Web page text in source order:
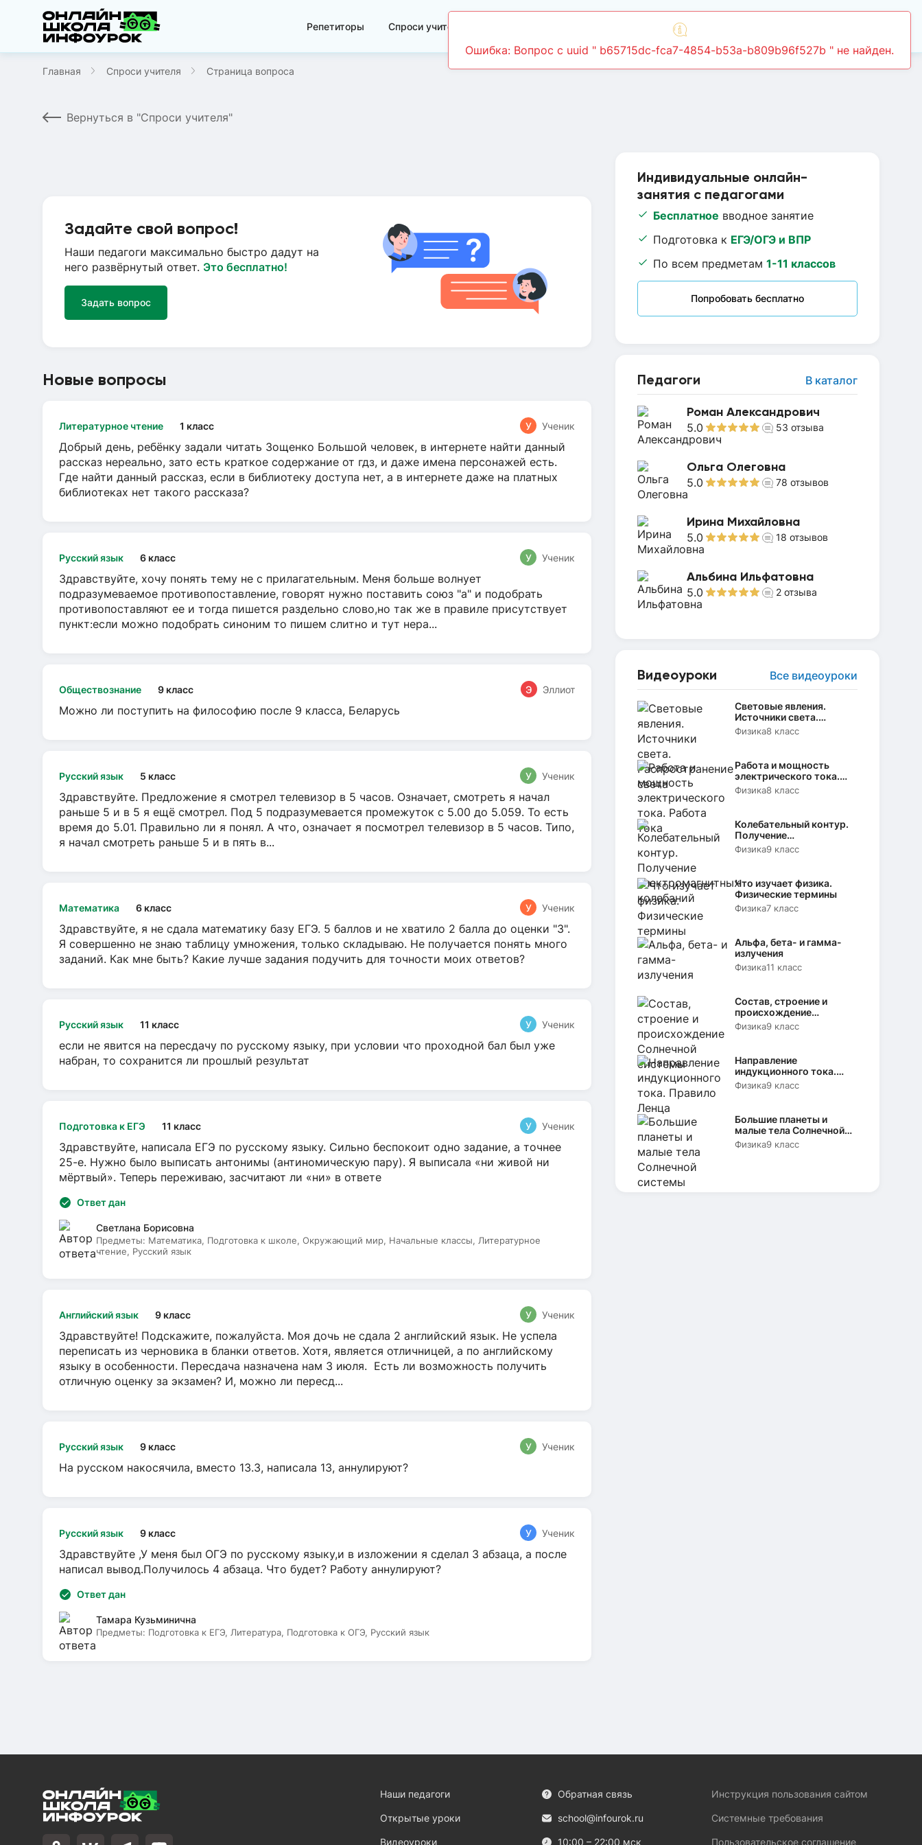
Репетиторы Спроси учителя
Главная Спроси учителя Страница вопроса
Вернуться в "Спроси учителя"
Индивидуальные онлайн-
занятия с педагогами
Бесплатное вводное занятие
Подготовка к ЕГЭ/ОГЭ и ВПР
По всем предметам 1-11 классов
Попробовать бесплатно
Педагоги В каталог
Роман Александрович
5.0 53 отзыва
Ольга Олеговна
5.0 78 отзывов
Ирина Михайловна
5.0 18 отзывов
Альбина Ильфатовна
5.0 2 отзыва
Видеоуроки Все видеоуроки
Световые явления.
Источники света.
Распространение света
Физика8 класс
Работа и мощность
электрического тока.
Работа тока
Физика8 класс
Колебательный контур.
Получение
электромагнитных
колебаний
Физика9 класс
Что изучает физика.
Физические термины
Физика7 класс
Альфа, бета- и гамма-
излучения
Физика11 класс
Состав, строение и
происхождение
Солнечной системы
Физика9 класс
Направление
индукционного тока.
Правило Ленца
Физика9 класс
Большие планеты и
малые тела Солнечной
системы
Физика9 класс
Задайте свой вопрос!
Наши педагоги максимально быстро дадут на
него развёрнутый ответ. Это бесплатно!
Задать вопрос
Новые вопросы
Литературное чтение 1 класс У Ученик
Добрый день, ребёнку задали читать Зощенко Большой человек, в интернете найти данный
рассказ нереально, зато есть краткое содержание от гдз, и даже имена персонажей есть.
Где найти данный рассказ, если в библиотеку доступа нет, а в интернете даже на платных
библиотеках нет такого рассказа?
Русский язык 6 класс У Ученик
Здравствуйте, хочу понять тему не с прилагательным. Меня больше волнует
подразумеваемое противопоставление, говорят нужно поставить союз "а" и подобрать
противопоставляют ее и тогда пишется раздельно слово,но так же в правиле присутствует
пункт:если можно подобрать синоним то пишем слитно и тут нера...
Обществознание 9 класс Э Эллиот
Можно ли поступить на философию после 9 класса, Беларусь
Русский язык 5 класс У Ученик
Здравствуйте. Предложение я смотрел телевизор в 5 часов. Означает, смотреть я начал
раньше 5 и в 5 я ещё смотрел. Под 5 подразумевается промежуток с 5.00 до 5.059. То есть
время до 5.01. Правильно ли я понял. А что, означает я посмотрел телевизор в 5 часов. Типо,
я начал смотреть раньше 5 и в пять в...
Математика 6 класс У Ученик
Здравствуйте, я не сдала математику базу ЕГЭ. 5 баллов и не хватило 2 балла до оценки "3".
Я совершенно не знаю таблицу умножения, только складываю. Не получается понять много
заданий. Как мне быть? Какие лучше задания подучить для точности моих ответов?
Русский язык 11 класс У Ученик
если не явится на пересдачу по русскому языку, при условии что проходной бал был уже
набран, то сохранится ли прошлый результат
Подготовка к ЕГЭ 11 класс У Ученик
Здравствуйте, написала ЕГЭ по русскому языку. Сильно беспокоит одно задание, а точнее
25-е. Нужно было выписать антонимы (антиномическую пару). Я выписала «ни живой ни
мёртвый». Теперь переживаю, засчитают ли «ни» в ответе
Ответ дан
Светлана Борисовна
Предметы: Математика, Подготовка к школе, Окружающий мир, Начальные классы, Литературное
чтение, Русский язык
Английский язык 9 класс У Ученик
Здравствуйте! Подскажите, пожалуйста. Моя дочь не сдала 2 английский язык. Не успела
переписать из черновика в бланки ответов. Хотя, является отличницей, а по английскому
языку в особенности. Пересдача назначена нам 3 июля. Есть ли возможность получить
отличную оценку за экзамен? И, можно ли пересд...
Русский язык 9 класс У Ученик
На русском накосячила, вместо 13.3, написала 13, аннулируют?
Русский язык 9 класс У Ученик
Здравствуйте ,У меня был ОГЭ по русскому языку,и в изложении я сделал 3 абзаца, а после
написал вывод.Получилось 4 абзаца. Что будет? Работу аннулируют?
Ответ дан
Тамара Кузьминична
Предметы: Подготовка к ЕГЭ, Литература, Подготовка к ОГЭ, Русский язык
Наши педагоги
Открытые уроки
Видеоуроки
Обратная связь
school@infourok.ru
10:00 – 22:00 мск
Инструкция пользования сайтом
Системные требования
Пользовательское соглашение